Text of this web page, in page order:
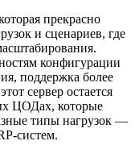
прекрасно
и сценариев, где
конфигурации
поддержка более
сервер остается
ЦОДах, которые
типы нагрузок —
систем.